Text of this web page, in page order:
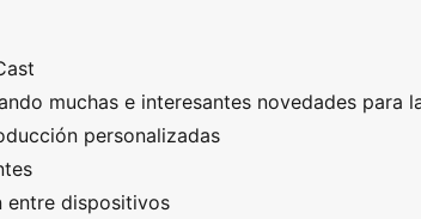
muchas e interesantes novedades para
personalizadas
entre dispositivos